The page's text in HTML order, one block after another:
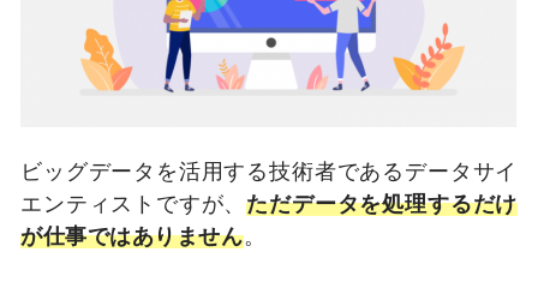
ビッグデータを活用する技術者であるデータサイ
エンティストですが、ただデータを処理するだけ
が仕事ではありません。